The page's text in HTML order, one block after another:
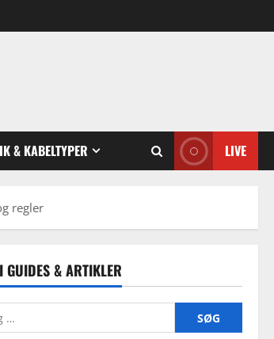
& KABELTYPER LIVE
regler
GUIDES & ARTIKLER